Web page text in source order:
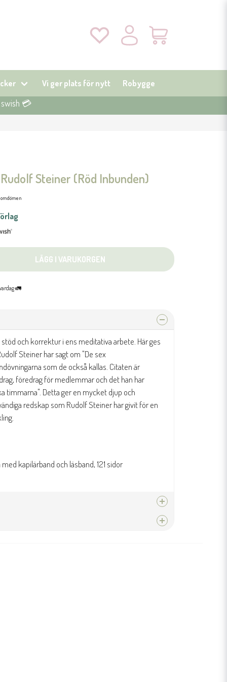
Vi ger plats för nytt Robygge
swish 💳
Steiner (Röd Inbunden)
omdömen
LÄGG I VARUKORGEN
🚛
och korrektur i ens meditativa arbete. Här ges
Steiner har sagt om "De sex
som de också kallas. Citaten är
föredrag för medlemmar och det han har
timmarna". Detta ger en mycket djup och
redskap som Rudolf Steiner har givit för en
kapilärband och läsband, 121 sidor